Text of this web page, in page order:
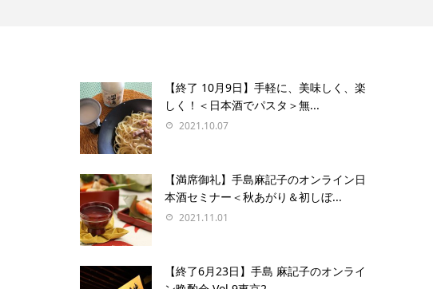
【終了 10月9日】手軽に、美味しく、楽
しく！＜日本酒でパスタ＞無...
2021.10.07
【満席御礼】手島麻記子のオンライン日
本酒セミナー＜秋あがり＆初しぼ...
2021.11.01
【終了6月23日】手島 麻記子のオンライ